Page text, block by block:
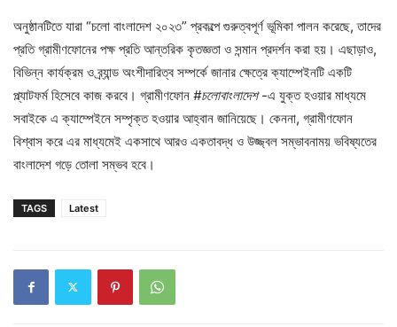
অনুষ্ঠানটিতে যারা “চলো বাংলাদেশ ২০২৩” প্রকল্পে গুরুত্বপূর্ণ ভূমিকা পালন করেছে, তাদের
প্রতি গ্রামীণফোনের পক্ষ প্রতি আন্তরিক কৃতজ্ঞতা ও সন্মান প্রদর্শন করা হয়। এছাড়াও,
বিভিন্ন কার্যক্রম ও ব্র্যান্ড অংশীদারিত্ব সম্পর্কে জানার ক্ষেত্রে ক্যাম্পেইনটি একটি
প্ল্যাটফর্ম হিসেবে কাজ করবে। গ্রামীণফোন #চলোবাংলাদেশ-এ যুক্ত হওয়ার মাধ্যমে
সবাইকে এ ক্যাম্পেইনে সম্পৃক্ত হওয়ার আহ্বান জানিয়েছে। কেননা, গ্রামীণফোন
বিশ্বাস করে এর মাধ্যমেই একসাথে আরও একতাবদ্ধ ও উজ্জ্বল সম্ভাবনাময় ভবিষ্যতের
বাংলাদেশ গড়ে তোলা সম্ভব হবে।
TAGS Latest